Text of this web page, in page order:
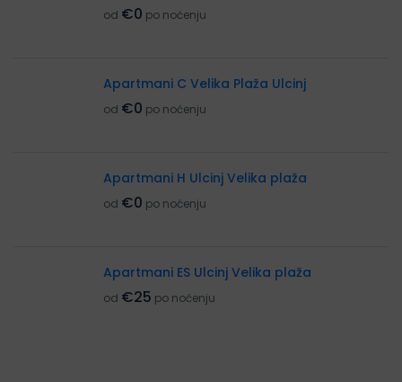
od €0 po noćenju
Apartmani C Velika Plaža Ulcinj
od €0 po noćenju
Apartmani H Ulcinj Velika plaža
od €0 po noćenju
Apartmani ES Ulcinj Velika plaža
od €25 po noćenju